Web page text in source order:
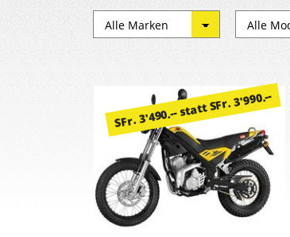
SFr. 3'490.-- statt SFr. 3'990.--